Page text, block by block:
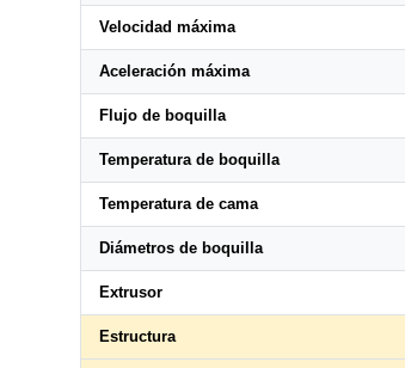
Velocidad máxima
Aceleración máxima
Flujo de boquilla
Temperatura de boquilla
Temperatura de cama
Diámetros de boquilla
Extrusor
Estructura